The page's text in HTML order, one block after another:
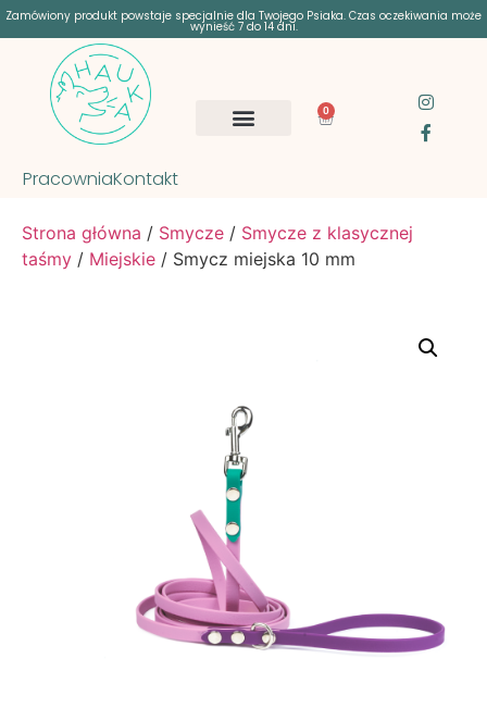
Zamówiony produkt powstaje specjalnie dla Twojego Psiaka. Czas oczekiwania może
wynieść 7 do 14 dni.
PracowniaKontakt
0
Strona główna / Smycze / Smycze z klasycznej
taśmy / Miejskie / Smycz miejska 10 mm